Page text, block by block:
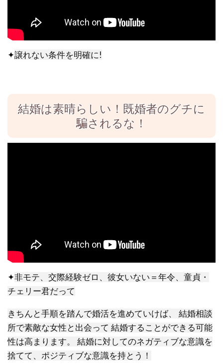
✦譲れない条件を明確に!
結婚は素晴らしい！既婚者のグチに
騙されるな！
✦非モテ、交際経験ゼロ、彼女いない＝年令、童貞・
チェリー君だって
きちんと手順を踏んで婚活を進めていけば、 結婚相談
所で素敵な女性と出会って 結婚することができる可能
性は高まります。 結婚に対してのネガティブな意識を
捨てて、ポジティブな意識を持とう！